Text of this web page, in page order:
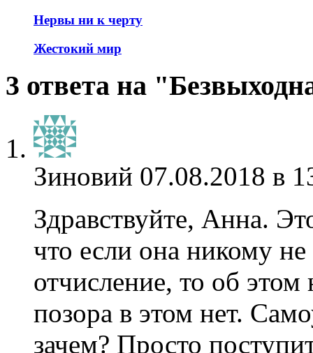
Нервы ни к черту
Жестокий мир
3 ответа на
Зиновий 07.08.2018 в
Здравствуйте, Анна.
что если она никому
отчисление, то об
позора в этом нет.
зачем? Просто